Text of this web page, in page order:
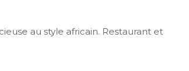
au style africain. Restaurant et